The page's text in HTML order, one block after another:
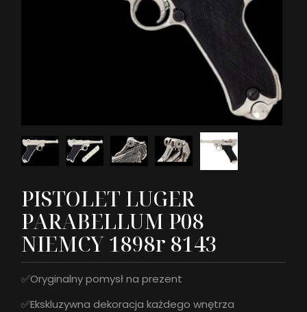
PISTOLET LUGER
PARABELLUM P08
NIEMCY 1898r 8143
✅Oryginalny pomysł na prezent
✅Ekskluzywna dekoracja każdego wnętrza